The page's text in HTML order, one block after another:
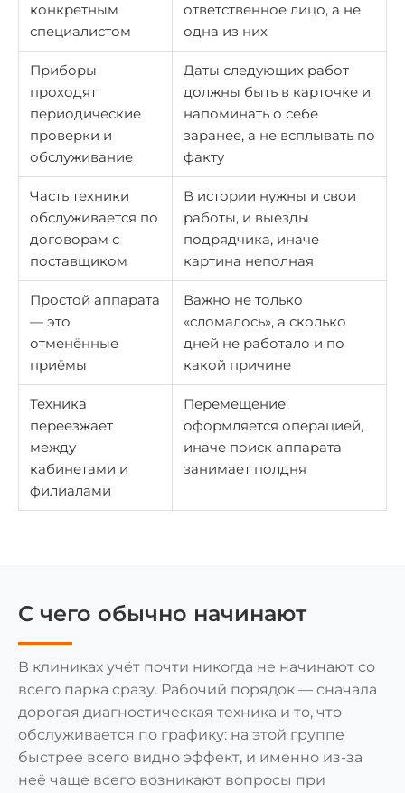
конкретным
специалистом
ответственное лицо, а не
одна из них
Приборы
проходят
периодические
проверки и
обслуживание
Даты следующих работ
должны быть в карточке и
напоминать о себе
заранее, а не всплывать по
факту
Часть техники
обслуживается по
договорам с
поставщиком
В истории нужны и свои
работы, и выезды
подрядчика, иначе
картина неполная
Простой аппарата
— это
отменённые
приёмы
Важно не только
«сломалось», а сколько
дней не работало и по
какой причине
Техника
переезжает
между
кабинетами и
филиалами
Перемещение
оформляется операцией,
иначе поиск аппарата
занимает полдня
С чего обычно начинают
В клиниках учёт почти никогда не начинают со
всего парка сразу. Рабочий порядок — сначала
дорогая диагностическая техника и то, что
обслуживается по графику: на этой группе
быстрее всего видно эффект, и именно из-за
неё чаще всего возникают вопросы при